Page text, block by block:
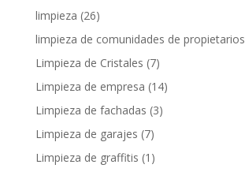
limpieza (26)
limpieza de comunidades de propietarios
Limpieza de Cristales (7)
Limpieza de empresa (14)
Limpieza de fachadas (3)
Limpieza de garajes (7)
Limpieza de graffitis (1)